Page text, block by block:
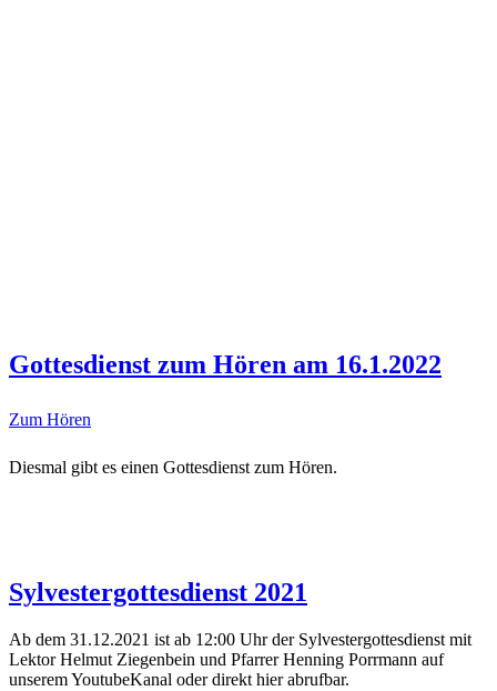
Gottesdienst zum Hören am 16.1.2022
Zum Hören
Diesmal gibt es einen Gottesdienst zum Hören.
Sylvestergottesdienst 2021
Ab dem 31.12.2021 ist ab 12:00 Uhr der Sylvestergottesdienst mit
Lektor Helmut Ziegenbein und Pfarrer Henning Porrmann auf
unserem YoutubeKanal oder direkt hier abrufbar.